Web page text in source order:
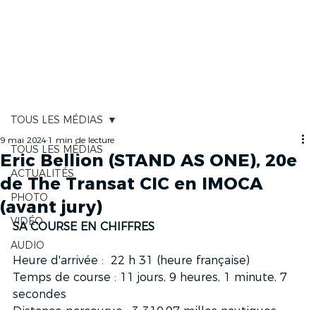
TOUS LES MÉDIAS
ACTUALITÉS
PHOTO
VIDÉO
AUDIO
TOUS LES MÉDIAS
Eric Bellion (STAND AS ONE), 20e
de The Transat CIC en IMOCA
(avant jury)
9 mai 2024 1 min de lecture
SA COURSE EN CHIFFRES
Heure d'arrivée :  22 h 31 (heure française)
Temps de course : 11 jours, 9 heures, 1 minute, 7
secondes